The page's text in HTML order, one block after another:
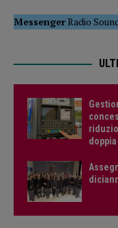
MessengerRadio